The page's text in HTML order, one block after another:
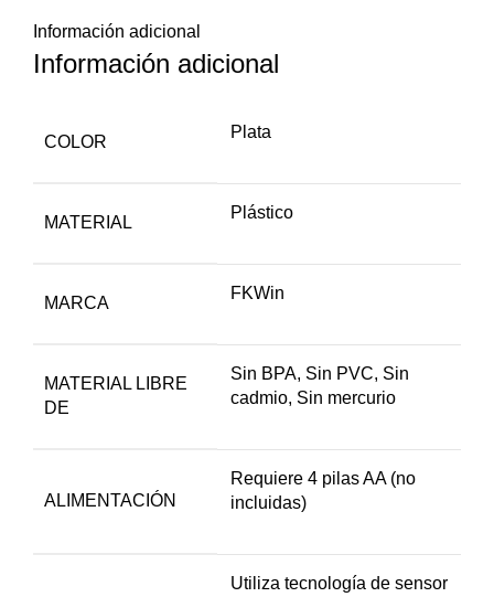
Información adicional
Información adicional
COLOR
Plata
MATERIAL
Plástico
MARCA
FKWin
MATERIAL LIBRE
DE
Sin BPA, Sin PVC, Sin
cadmio, Sin mercurio
ALIMENTACIÓN
Requiere 4 pilas AA (no
incluidas)
Utiliza tecnología de sensor